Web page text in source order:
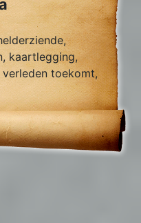
kaartlegging,
toekomt,